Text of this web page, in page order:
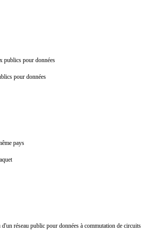
publics pour données
pour données
pays
réseau public pour données à commutation de circuits